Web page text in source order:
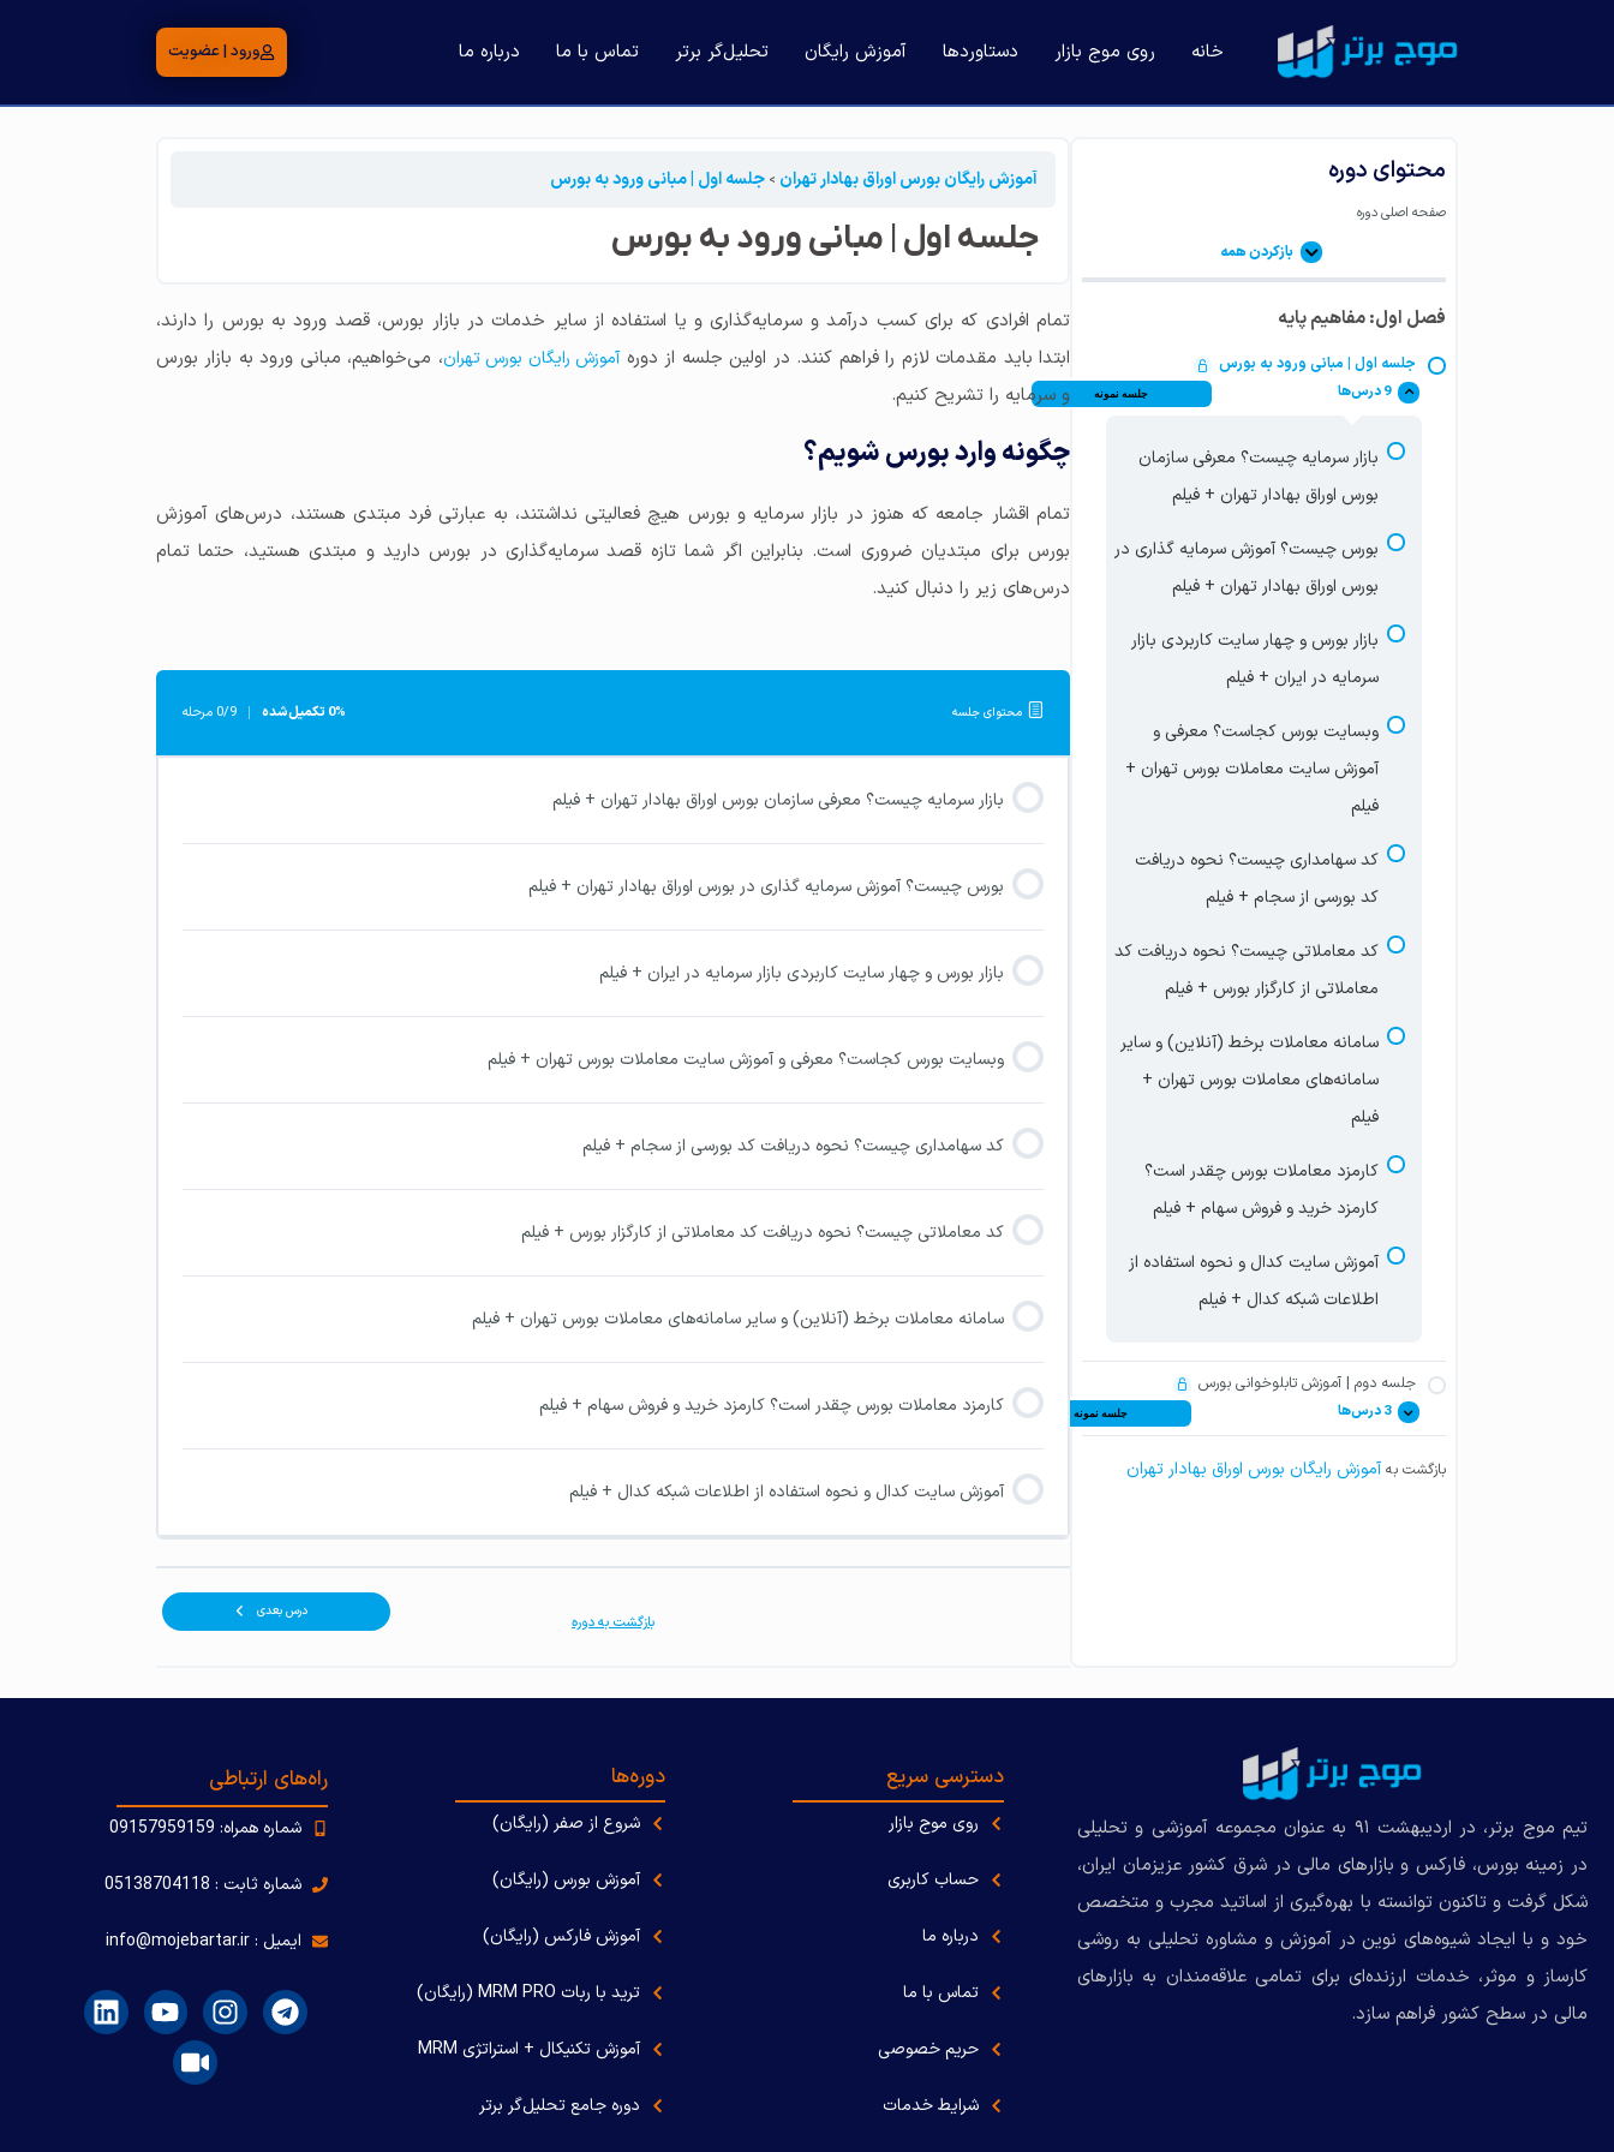
خانه روی موج بازار دستاوردها آموزش رایگان تحلیل‌گر برتر تماس با ما درباره ما ورود | عضویت
محتوای دوره
صفحه اصلی دوره
بازکردن همه
فصل اول: مفاهیم پایه
جلسه اول | مبانی ورود به بورس
جلسه نمونه 9 درس‌ها
بازار سرمایه چیست؟ معرفی سازمان
بورس اوراق بهادار تهران + فیلم
بورس چیست؟ آموزش سرمایه گذاری در
بورس اوراق بهادار تهران + فیلم
بازار بورس و چهار سایت‌ کاربردی بازار
سرمایه در ایران + فیلم
وبسایت بورس کجاست؟ معرفی و
آموزش سایت معاملات بورس تهران +
فیلم
کد سهامداری چیست؟ نحوه دریافت
کد بورسی از سجام + فیلم
کد معاملاتی چیست؟ نحوه دریافت کد
معاملاتی از کارگزار بورس + فیلم
سامانه معاملات برخط (آنلاین) و سایر
سامانه‌های معاملات بورس تهران +
فیلم
کارمزد معاملات بورس چقدر است؟
کارمزد خرید و فروش سهام + فیلم
آموزش سایت کدال و نحوه استفاده از
اطلاعات شبکه کدال + فیلم
جلسه دوم | آموزش تابلوخوانی بورس
جلسه نمونه 3 درس‌ها
آموزش تابلوخوانی قیمت سهام
بورس – قسمت دوم + فیلم
بازگشت بهآموزش رایگان بورس اوراق بهادار تهران
آموزش رایگان بورس اوراق بهادار تهران جلسه اول | مبانی ورود به بورس
جلسه اول | مبانی ورود به بورس
تمام افرادی که برای کسب درآمد و سرمایه‌گذاری و یا استفاده از سایر خدمات در بازار بورس، قصد ورود به بورس را دارند،
ابتدا باید مقدمات لازم را فراهم کنند. در اولین جلسه از دورهآموزش رایگان بورس تهران، می‌خواهیم، مبانی ورود به بازار بورس
و سرمایه را تشریح کنیم.
چگونه وارد بورس شویم؟
تمام اقشار جامعه که هنوز در بازار سرمایه و بورس هیچ فعالیتی نداشتند، به عبارتی فرد مبتدی هستند، درس‌های آموزش
بورس برای مبتدیان ضروری است. بنابراین اگر شما تازه قصد سرمایه‌گذاری در بورس دارید و مبتدی هستید، حتما تمام
درس‌های زیر را دنبال کنید.
محتوای جلسه 0% تکمیل‌شده 0/9 مرحله
بازار سرمایه چیست؟ معرفی سازمان بورس اوراق بهادار تهران + فیلم
بورس چیست؟ آموزش سرمایه گذاری در بورس اوراق بهادار تهران + فیلم
بازار بورس و چهار سایت‌ کاربردی بازار سرمایه در ایران + فیلم
وبسایت بورس کجاست؟ معرفی و آموزش سایت معاملات بورس تهران + فیلم
کد سهامداری چیست؟ نحوه دریافت کد بورسی از سجام + فیلم
کد معاملاتی چیست؟ نحوه دریافت کد معاملاتی از کارگزار بورس + فیلم
سامانه معاملات برخط (آنلاین) و سایر سامانه‌های معاملات بورس تهران + فیلم
کارمزد معاملات بورس چقدر است؟ کارمزد خرید و فروش سهام + فیلم
آموزش سایت کدال و نحوه استفاده از اطلاعات شبکه کدال + فیلم
بازگشت به دوره
درس بعدی
تیم موج برتر، در اردیبهشت ۹۱ به عنوان مجموعه‌ آموزشی و تحلیلی
در زمینه بورس، فارکس و بازارهای مالی در شرق کشور عزیزمان ایران،
شکل گرفت و تاکنون توانسته با بهره‌گیری از اساتید مجرب و متخصص
خود و با ایجاد شیوه‌های نوین در آموزش و مشاوره تحلیلی به روشی
کارساز و موثر، خدمات ارزنده‌ای برای تمامی علاقه‌مندان به بازارهای
مالی در سطح کشور فراهم سازد.
دسترسی سریع
روی موج بازار
حساب کاربری
درباره ما
تماس با ما
حریم خصوصی
شرایط خدمات
دوره‌ها
شروع از صفر (رایگان)
آموزش بورس (رایگان)
آموزش فارکس (رایگان)
ترید با ربات MRM PRO (رایگان)
آموزش تکنیکال + استراتژی MRM
دوره جامع تحلیل‌گر برتر
راه‌های ارتباطی
شماره همراه: 09157959159
شماره ثابت : 05138704118
ایمیل : info@mojebartar.ir